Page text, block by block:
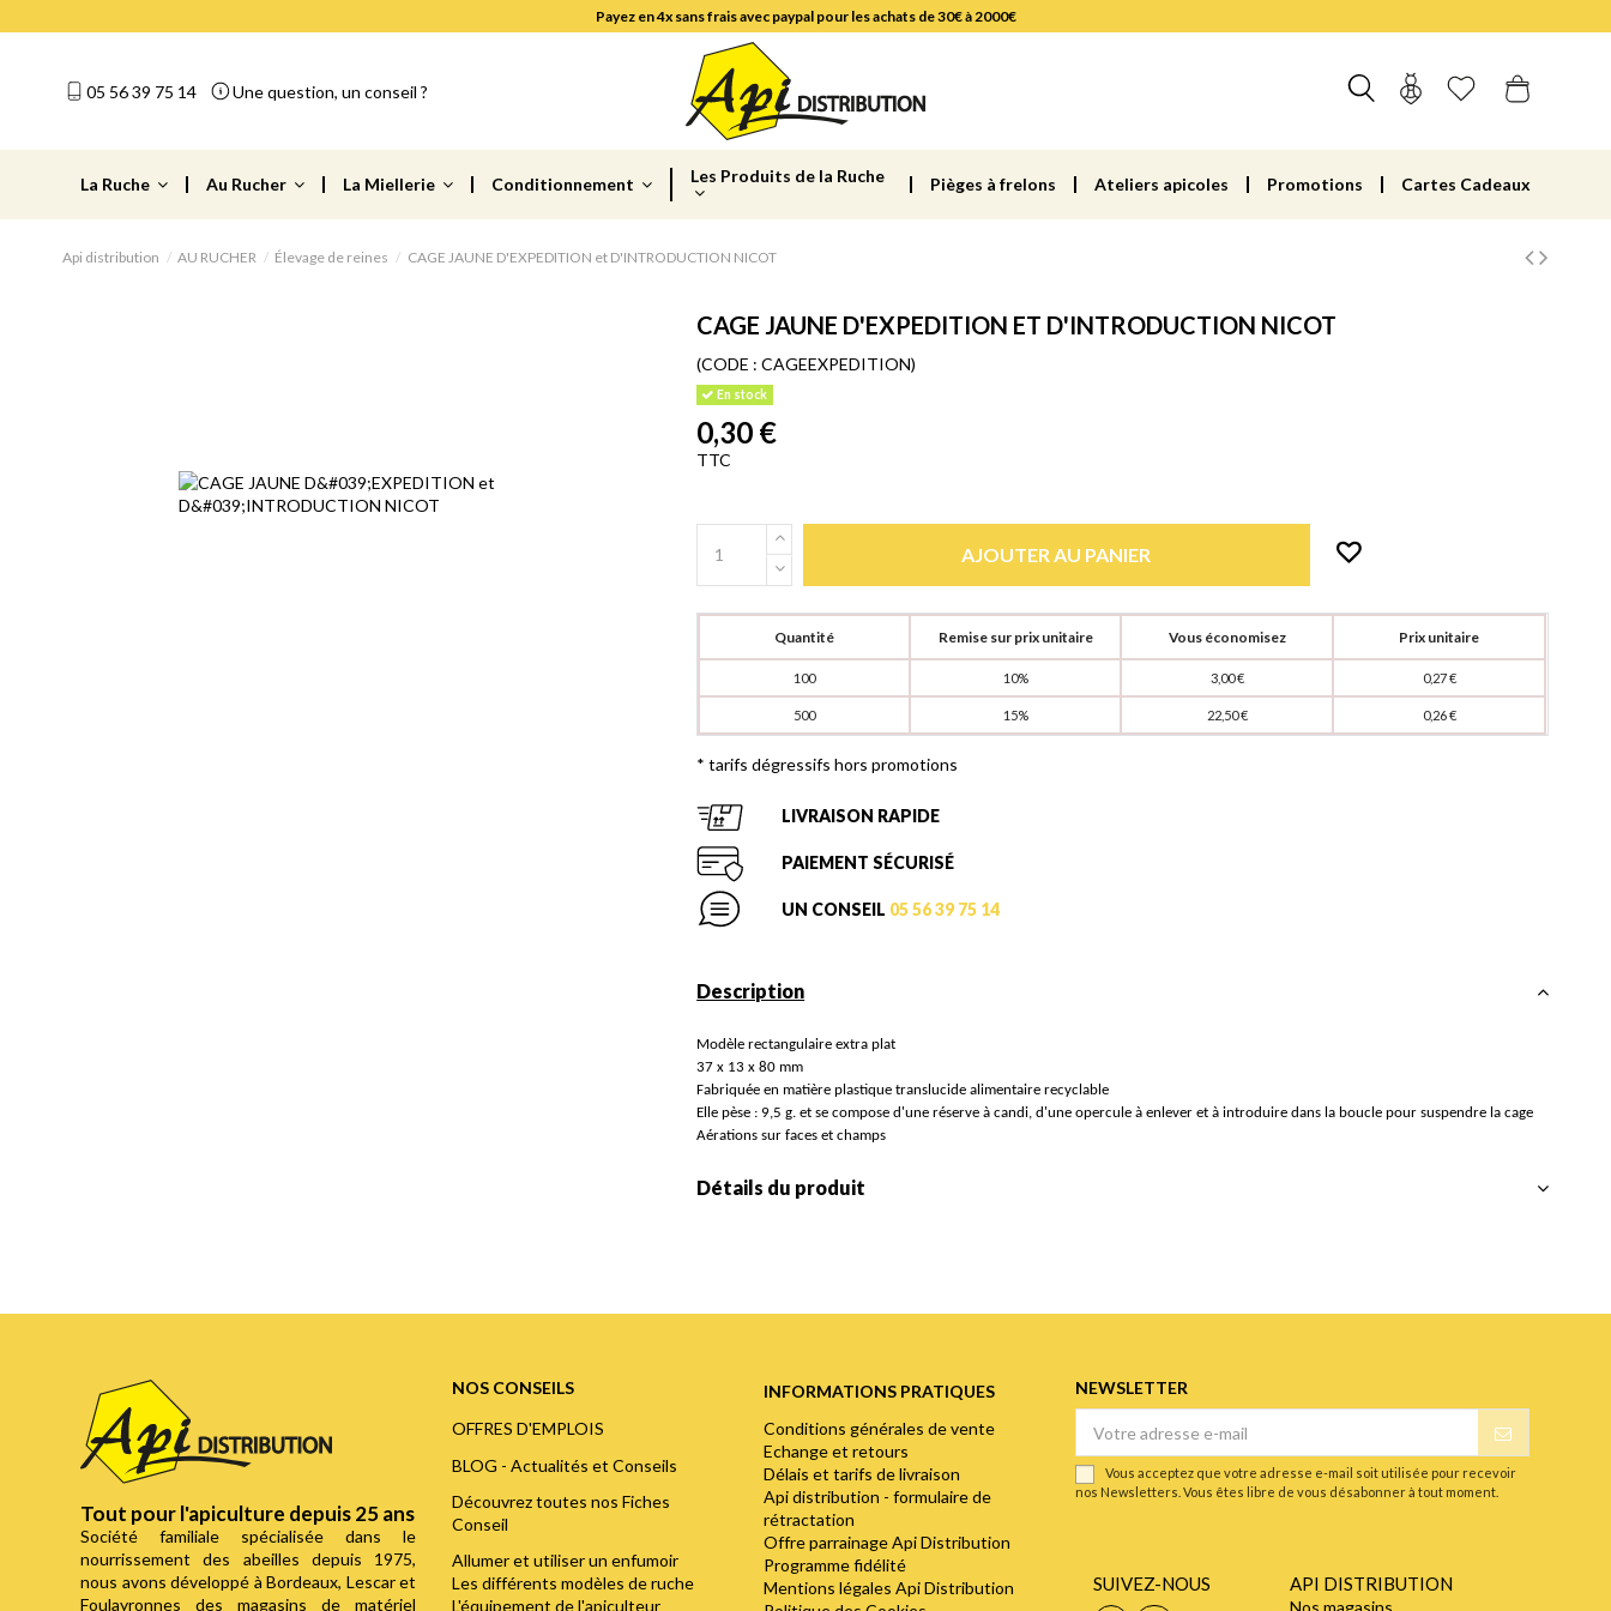
Payez en 4x sans frais avec paypal pour les achats de 30€ à 2000€
05 56 39 75 14 Une question, un conseil ?
La Ruche Au Rucher La Miellerie Conditionnement Les Produits de la Ruche Pièges à frelons Ateliers apicoles Promotions Cartes Cadeaux
Api distribution AU RUCHER Élevage de reines CAGE JAUNE D'EXPEDITION et D'INTRODUCTION NICOT
CAGE JAUNE D'EXPEDITION ET D'INTRODUCTION NICOT
(CODE : CAGEEXPEDITION)
En stock
0,30 €
TTC
AJOUTER AU PANIER
Quantité Remise sur prix unitaire Vous économisez Prix unitaire
100 10% 3,00 € 0,27 €
500 15% 22,50 € 0,26 €
* tarifs dégressifs hors promotions
LIVRAISON RAPIDE
PAIEMENT SÉCURISÉ
UN CONSEIL 05 56 39 75 14
Description
Modèle rectangulaire extra plat
37 x 13 x 80 mm
Fabriquée en matière plastique translucide alimentaire recyclable
Elle pèse : 9,5 g. et se compose d'une réserve à candi, d'une opercule à enlever et à introduire dans la boucle pour suspendre la cage
Aérations sur faces et champs
Détails du produit
Tout pour l'apiculture depuis 25 ans
Société familiale spécialisée dans le
nourrissement des abeilles depuis 1975,
nous avons développé à Bordeaux, Lescar et
Foulayronnes des magasins de matériel
NOS CONSEILS
OFFRES D'EMPLOIS
BLOG - Actualités et Conseils
Découvrez toutes nos Fiches
Conseil
Allumer et utiliser un enfumoir
Les différents modèles de ruche
L'équipement de l'apiculteur
INFORMATIONS PRATIQUES
Conditions générales de vente
Echange et retours
Délais et tarifs de livraison
Api distribution - formulaire de
rétractation
Offre parrainage Api Distribution
Programme fidélité
Mentions légales Api Distribution
NEWSLETTER
Vous acceptez que votre adresse e-mail soit utilisée pour recevoir
nos Newsletters. Vous êtes libre de vous désabonner à tout moment.
SUIVEZ-NOUS API DISTRIBUTION
Nos magasins